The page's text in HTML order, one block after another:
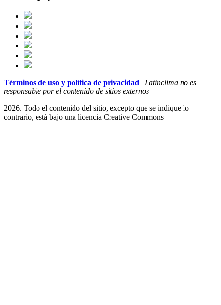
Términos de uso y política de privacidad | Latinclima no es
responsable por el contenido de sitios externos
2026. Todo el contenido del sitio, excepto que se indique lo
contrario, está bajo una licencia Creative Commons